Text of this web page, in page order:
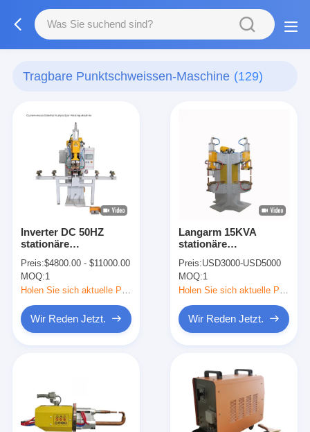
Tragbare Punktschweissen-Maschine (129)
Inverter DC 50HZ
stationäre
für Edelstahl
Preis:$4800.00 - $11000.00
MOQ:1
Wir Reden Jetzt.
Langarm 15KVA
stationäre
4700N 110V
Punktschweißer
Preis:USD3000-USD5000
MOQ:1
Wir Reden Jetzt.